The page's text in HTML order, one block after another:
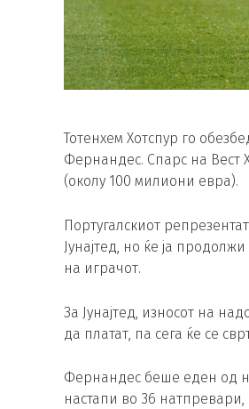
Тотенхем Хотспур го
Фернандес. Спарс на Вест
(околу 100 милиони евра).
Португалскиот
Јунајтед, но ќе ја
на играчот.
За Јунајтед, износот на
да платат, па сега ќе се
Фернандес беше еден од
настапи во 36 натпревари,